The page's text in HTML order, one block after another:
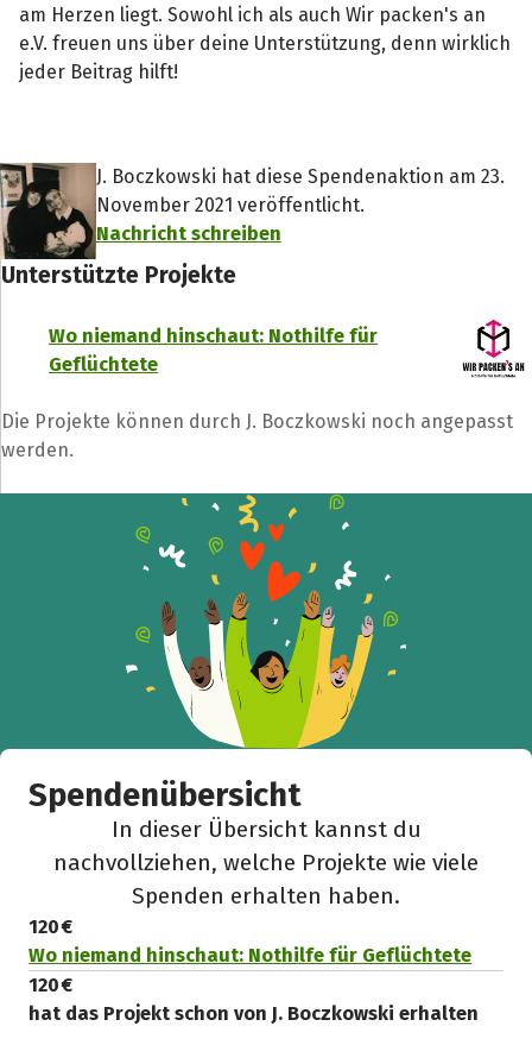
am Herzen liegt. Sowohl ich als auch Wir packen's an
e.V. freuen uns über deine Unterstützung, denn wirklich
jeder Beitrag hilft!
J. Boczkowski hat diese Spendenaktion am 23.
November 2021 veröffentlicht.
Nachricht schreiben
Unterstützte Projekte
Wo niemand hinschaut: Nothilfe für
Geflüchtete
Die Projekte können durch J. Boczkowski noch angepasst
werden.
Spendenübersicht
In dieser Übersicht kannst du
nachvollziehen, welche Projekte wie viele
Spenden erhalten haben.
120 €
Wo niemand hinschaut: Nothilfe für Geflüchtete
120 €
hat das Projekt schon von J. Boczkowski erhalten